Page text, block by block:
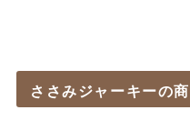
ささみジャーキーの